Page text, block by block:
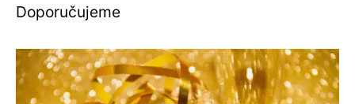
Doporučujeme